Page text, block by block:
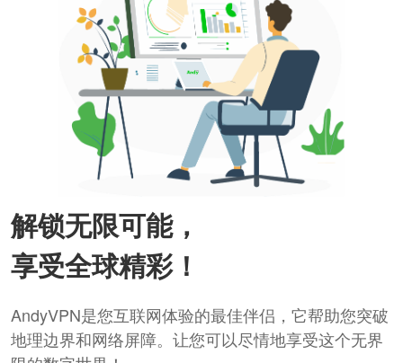
解锁无限可能，
享受全球精彩！
AndyVPN是您互联网体验的最佳伴侣，它帮助您突破
地理边界和网络屏障。让您可以尽情地享受这个无界